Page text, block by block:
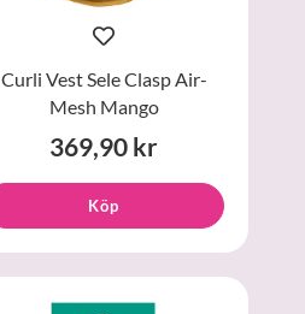
Curli Vest Sele Clasp Air-
Mesh Mango
369,90 kr
Köp